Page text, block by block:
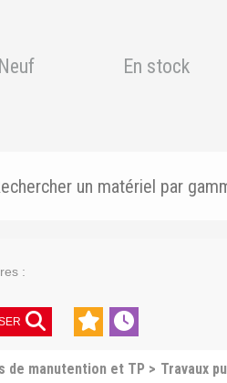
Neuf En stock
:
de manutention et TP Travaux